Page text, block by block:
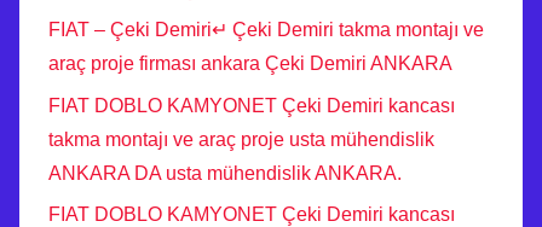
FIAT – Çeki Demiri↵ Çeki Demiri takma montajı ve
araç proje firması ankara Çeki Demiri ANKARA
FIAT DOBLO KAMYONET Çeki Demiri kancası
takma montajı ve araç proje usta mühendislik
ANKARA DA usta mühendislik ANKARA.
FIAT DOBLO KAMYONET Çeki Demiri kancası